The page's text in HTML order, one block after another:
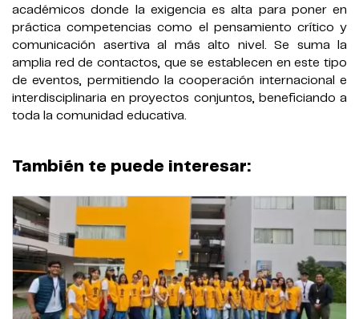
académicos donde la exigencia es alta para poner en
práctica competencias como el pensamiento crítico y
comunicación asertiva al más alto nivel. Se suma la
amplia red de contactos, que se establecen en este tipo
de eventos, permitiendo la cooperación internacional e
interdisciplinaria en proyectos conjuntos, beneficiando a
toda la comunidad educativa.
También te puede interesar: